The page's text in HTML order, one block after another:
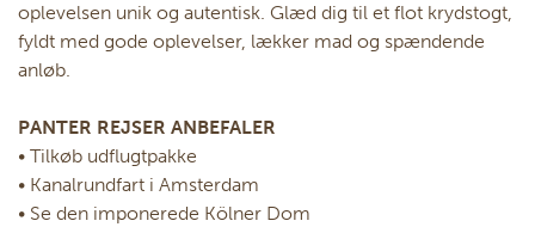
oplevelsen unik og autentisk. Glæd dig til et flot krydstogt,
fyldt med gode oplevelser, lækker mad og spændende
anløb.
PANTER REJSER ANBEFALER
• Tilkøb udflugtpakke
• Kanalrundfart i Amsterdam
• Se den imponerede Kölner Dom